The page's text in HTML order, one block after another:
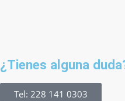
¿Tienes alguna
Tel: 228 141 0303